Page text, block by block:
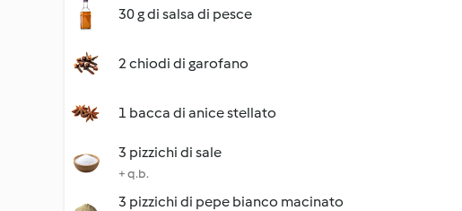
30 g di salsa di pesce
2 chiodi di garofano
1 bacca di anice stellato
3 pizzichi di sale
+ q.b.
3 pizzichi di pepe bianco macinato